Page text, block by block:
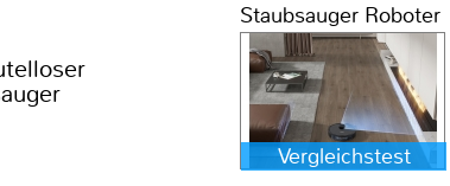
Staubsauger Roboter
Vergleichstest